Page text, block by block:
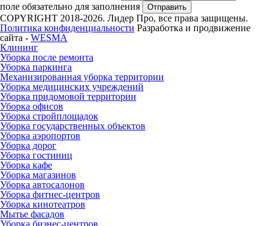
поле обязательно для заполнения
Отправить
COPYRIGHT 2018-2026. Лидер Про, все права защищены.
Политика конфиденциальности Разработка и продвижение
сайта - WESMA
Клининг
Уборка после ремонта
Уборка паркинга
Механизированная уборка территории
Уборка медицинских учреждений
Уборка придомовой территории
Уборка офисов
Уборка стройплощадок
Уборка государственных объектов
Уборка аэропортов
Уборка дорог
Уборка гостиниц
Уборка кафе
Уборка магазинов
Уборка автосалонов
Уборка фитнес-центров
Уборка кинотеатров
Мытье фасадов
Уборка бизнес-центров